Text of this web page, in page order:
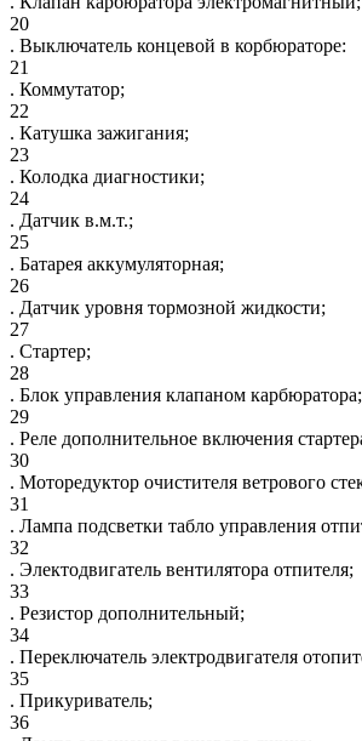
20
. Выключатель концевой в корбюраторе:
21
. Коммутатор;
22
. Катушка зажигания;
23
. Колодка диагностики;
24
. Датчик в.м.т.;
25
. Батарея аккумуляторная;
26
. Датчик уровня тормозной жидкости;
27
. Стартер;
28
. Блок управления клапаном карбюратора;
29
. Реле дополнительное включения
30
. Моторедуктор очистителя ветрового
31
. Лампа подсветки табло управления
32
. Электодвигатель вентилятора отпителя;
33
. Резистор дополнительный;
34
. Переключатель электродвигателя
35
. Прикуриватель;
36